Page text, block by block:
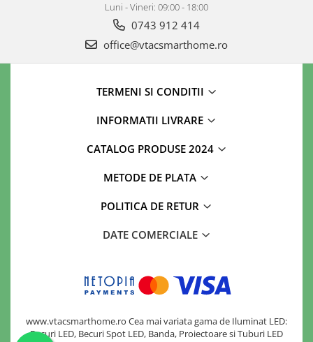
Luni - Vineri: 09:00 - 18:00
0743 912 414
office@vtacsmarthome.ro
TERMENI SI CONDITII
INFORMATII LIVRARE
CATALOG PRODUSE 2024
METODE DE PLATA
POLITICA DE RETUR
DATE COMERCIALE
www.vtacsmarthome.ro Cea mai variata gama de Iluminat LED:
Becuri LED, Becuri Spot LED, Banda, Proiectoare si Tuburi LED